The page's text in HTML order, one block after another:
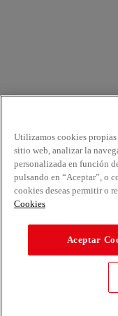
Utilizamos cookies
sitio web, analizar la
personalizada en función
pulsando en “Aceptar”, o
cookies deseas permitir o
Cookies
Aceptar